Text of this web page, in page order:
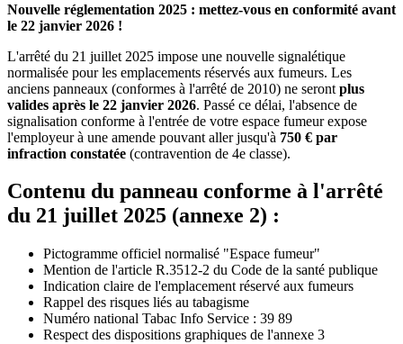
Nouvelle réglementation 2025 : mettez-vous en conformité avant
le 22 janvier 2026 !
L'arrêté du 21 juillet 2025 impose une nouvelle signalétique
normalisée pour les emplacements réservés aux fumeurs. Les
anciens panneaux (conformes à l'arrêté de 2010) ne seront plus
valides après le 22 janvier 2026. Passé ce délai, l'absence de
signalisation conforme à l'entrée de votre espace fumeur expose
l'employeur à une amende pouvant aller jusqu'à 750 € par
infraction constatée (contravention de 4e classe).
Contenu du panneau conforme à l'arrêté
du 21 juillet 2025 (annexe 2) :
Pictogramme officiel normalisé "Espace fumeur"
Mention de l'article R.3512-2 du Code de la santé publique
Indication claire de l'emplacement réservé aux fumeurs
Rappel des risques liés au tabagisme
Numéro national Tabac Info Service : 39 89
Respect des dispositions graphiques de l'annexe 3